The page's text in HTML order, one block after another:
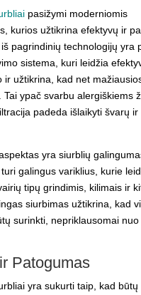
pasižymi moderniomis
kurios užtikrina efektyvų ir
pagrindinių technologijų yra
sistema, kuri leidžia
ir užtikrina, kad net
Tai ypač svarbu alergiškiems
padeda išlaikyti švarų ir
yra siurblių
galingus variklius, kurie
tipų grindimis, kilimais ir
siurbimas užtikrina, kad
surinkti, nepriklausomai
Patogumas
yra sukurti taip, kad būtų